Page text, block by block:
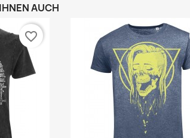
AUCH
favorite_border